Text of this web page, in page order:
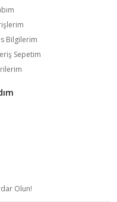
Bilgilerim
Sepetim
Olun!